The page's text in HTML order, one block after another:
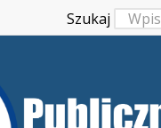
Szukaj